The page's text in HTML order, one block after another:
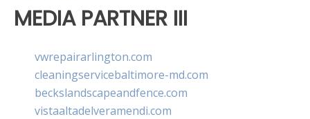
MEDIA PARTNER III
vwrepairarlington.com
cleaningservicebaltimore-md.com
beckslandscapeandfence.com
vistaaltadelveramendi.com